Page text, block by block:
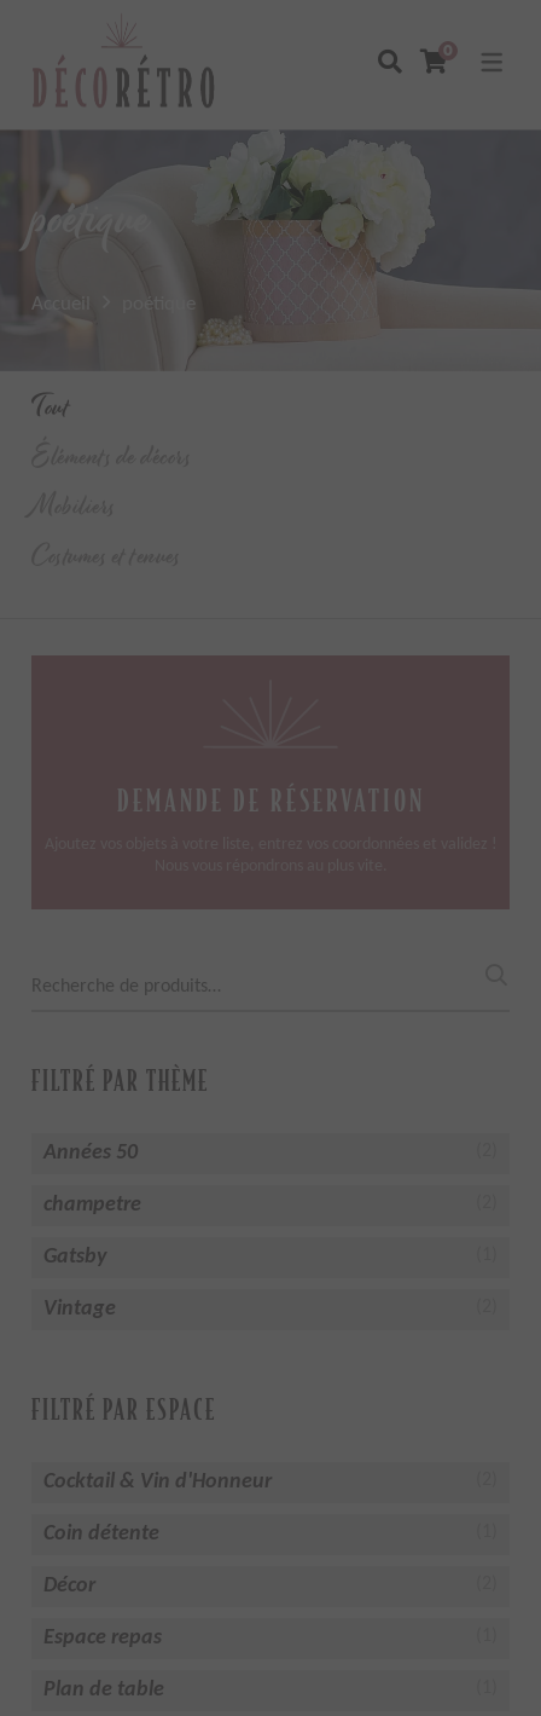
0
poétique
Accueil poétique
Tout
DEMANDE DE RÉSERVATION
Recherche
FILTRÉ PAR THÈME
Années 50
champetre
Gatsby
Vintage
FILTRÉ PAR ESPACE
Cocktail & Vin d'Honneur
Coin détente
Décor
Espace repas
Plan de table